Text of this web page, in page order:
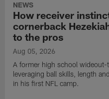
NEWS
How receiver
cornerback
to the pros
Aug 05, 2026
A former high school
leveraging ball skills, length
in his first NFL camp.